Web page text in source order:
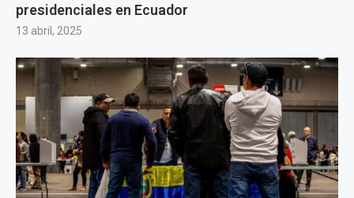
presidenciales en Ecuador
13 abril, 2025